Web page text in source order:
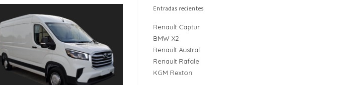
Entradas recientes
Renault Captur
BMW X2
Renault Austral
Renault Rafale
KGM Rexton